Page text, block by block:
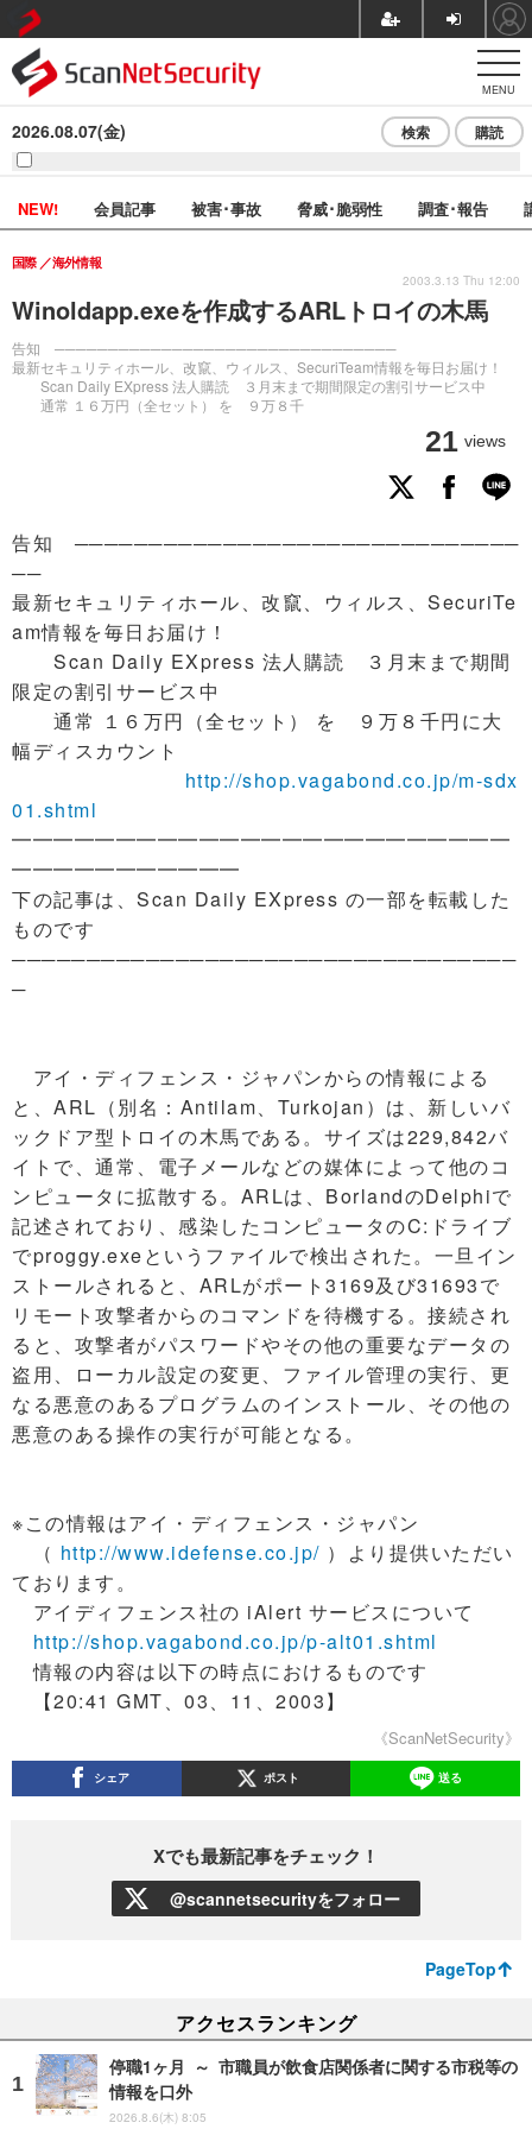
MENU
2026.08.07(金) 検索 購読
NEW! 会員記事 被害･事故 脅威･脆弱性 調査･報告
Winoldapp.exeを作成するARLトロイの木馬
告知 ────────────────────────────────
最新セキュリティホール、改竄、ウィルス、SecuriTeam情報を毎日お届け！
Scan Daily EXpress 法人購読 ３月末まで期間限定の割引サービス中
通常 １６万円（全セット） を ９万８千
国際 海外情報
21 views
2003.3.13 Thu 12:00
告知 ──────────────────────────────
──
最新セキュリティホール、改竄、ウィルス、SecuriTe
am情報を毎日お届け！
Scan Daily EXpress 法人購読 ３月末まで期間
限定の割引サービス中
通常 １６万円（全セット） を ９万８千円に大
幅ディスカウント
http://shop.vagabond.co.jp/m-sdx
01.shtml
━━━━━━━━━━━━━━━━━━━━━━━━
━━━━━━━━━━━
下の記事は、Scan Daily EXpress の一部を転載した
ものです
──────────────────────────────────
─
アイ・ディフェンス・ジャパンからの情報による
と、ARL（別名：Antilam、Turkojan）は、新しいバ
ックドア型トロイの木馬である。サイズは229,842バ
イトで、通常、電子メールなどの媒体によって他のコ
ンピュータに拡散する。ARLは、BorlandのDelphiで
記述されており、感染したコンピュータのC:ドライブ
でproggy.exeというファイルで検出された。一旦イン
ストールされると、ARLがポート3169及び31693で
リモート攻撃者からのコマンドを待機する。接続され
ると、攻撃者がパスワードやその他の重要なデータの
盗用、ローカル設定の変更、ファイル管理の実行、更
なる悪意のあるプログラムのインストール、その他の
悪意のある操作の実行が可能となる。
※この情報はアイ・ディフェンス・ジャパン
（ http://www.idefense.co.jp/ ）より提供いただい
ております。
アイディフェンス社の iAlert サービスについて
http://shop.vagabond.co.jp/p-alt01.shtml
情報の内容は以下の時点におけるものです
【20:41 GMT、03、11、2003】
《ScanNetSecurity》
シェア ポスト 送る
Xでも最新記事をチェック！
@scannetsecurityをフォロー
PageTop
アクセスランキング
停職1ヶ月 ～ 市職員が飲食店関係者に関する市税等の
情報を口外
2026.8.6(木) 8:05